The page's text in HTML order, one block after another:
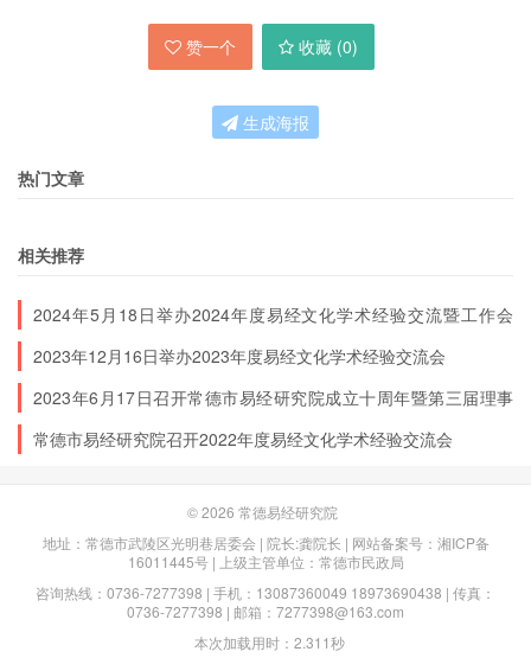
赞一个 收藏 (0)
生成海报
热门文章
相关推荐
2024年5月18日举办2024年度易经文化学术经验交流暨工作会
2023年12月16日举办2023年度易经文化学术经验交流会
2023年6月17日召开常德市易经研究院成立十周年暨第三届理事
会和易经文化工作会议
常德市易经研究院召开2022年度易经文化学术经验交流会
© 2026 常德易经研究院
地址：常德市武陵区光明巷居委会 | 院长:龚院长 | 网站备案号： 湘ICP备
16011445号| 上级主管单位：常德市民政局
咨询热线：0736-7277398 | 手机：13087360049 18973690438 | 传真：
0736-7277398 | 邮箱：7277398@163.com
本次加载用时：2.311秒